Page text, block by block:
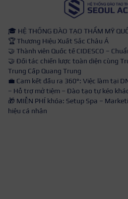
🎓 HỆ THỐNG ĐÀO TẠO THẨM MỸ
🏆 Thương Hiệu Xuất Sắc Châu Á
🤝 Thành viên Quốc tế CIDESCO –
🤝 Đối tác chiến lược toàn diện cùng
Trung Cấp Quang Trung
💼 Cam kết đầu ra 360°: Việc làm tại
– Hỗ trợ mở tiệm – Đào tạo tự kéo
🎁 MIỄN PHÍ khóa: Setup Spa –
hiệu cá nhân